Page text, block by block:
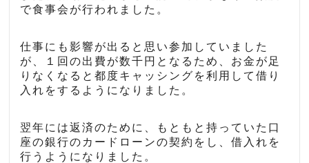
で食事会が行われました。
仕事にも影響が出ると思い参加していました
が、１回の出費が数千円となるため、お金が足
りなくなると都度キャッシングを利用して借り
入れをするようになりました。
翌年には返済のために、もともと持っていた口
座の銀行のカードローンの契約をし、借入れを
行うようになりました。